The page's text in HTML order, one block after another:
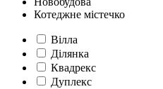
Котеджне містечко
Вілла
Ділянка
Квадрекс
Дуплекс